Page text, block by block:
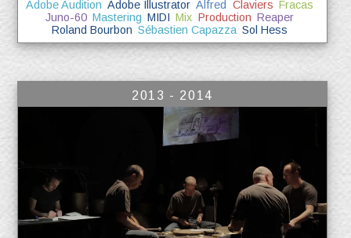
Adobe Audition Adobe Illustrator Alfred Claviers Fracas
Juno-60 Mastering MIDI Mix Production Reaper
Roland Bourbon Sébastien Capazza Sol Hess
2013 - 2014